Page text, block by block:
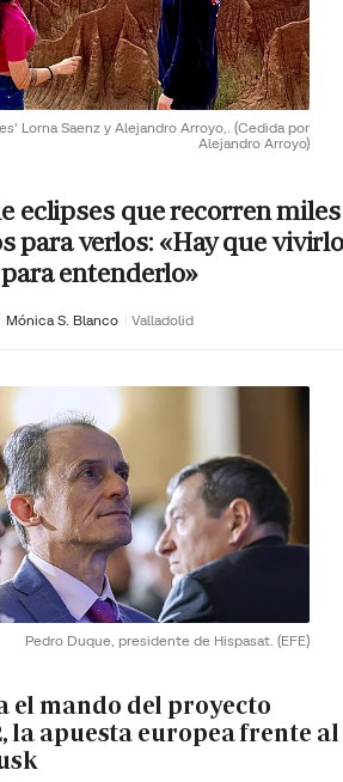
Lorna Saenz y Alejandro Arroyo,. (Cedida por
Alejandro Arroyo)
eclipses que recorren miles
para verlos: «Hay que
para entenderlo»
Mónica S. Blanco Valladolid
Pedro Duque, presidente de Hispasat. (EFE)
el mando del proyecto
la apuesta europea frente al